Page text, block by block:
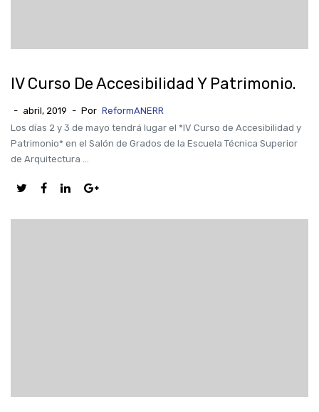
IV Curso De Accesibilidad Y Patrimonio.
- abril, 2019 - Por ReformANERR
Los días 2 y 3 de mayo tendrá lugar el *IV Curso de Accesibilidad y
Patrimonio* en el Salón de Grados de la Escuela Técnica Superior
de Arquitectura ...